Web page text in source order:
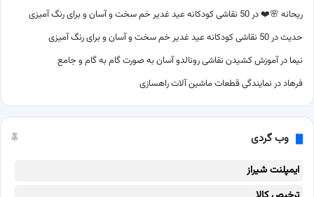
ریحانه 🌸❤️در50 نقاشی کودکانه عید غدیر خم سخت و آسان و برای رنگ آمیزی
حدیثدر50 نقاشی کودکانه عید غدیر خم سخت و آسان و برای رنگ آمیزی
نیما درآموزش کشیدن نقاشی رونالدو آسان به صورت گام به گام و جامع
فرهاددر نمایندگی قطعات ماشین آلات راهسازی
وب گردی
ایمپلنت شیراز